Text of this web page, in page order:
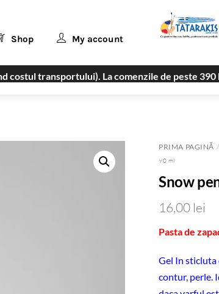
Shop My account
costul transportului). La comenzile de peste
PRIMA PAGINĂ
90 ml
Snow
16,00 lei
Pasta de
Gel In sticluta
contur, perle.